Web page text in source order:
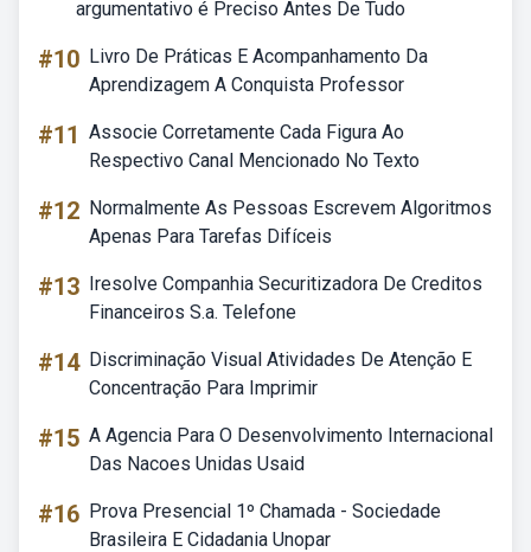
argumentativo é Preciso Antes De Tudo
#10 Livro De Práticas E Acompanhamento Da
Aprendizagem A Conquista Professor
#11 Associe Corretamente Cada Figura Ao
Respectivo Canal Mencionado No Texto
#12 Normalmente As Pessoas Escrevem Algoritmos
Apenas Para Tarefas Difíceis
#13 Iresolve Companhia Securitizadora De Creditos
Financeiros S.a. Telefone
#14 Discriminação Visual Atividades De Atenção E
Concentração Para Imprimir
#15 A Agencia Para O Desenvolvimento Internacional
Das Nacoes Unidas Usaid
#16 Prova Presencial 1º Chamada - Sociedade
Brasileira E Cidadania Unopar